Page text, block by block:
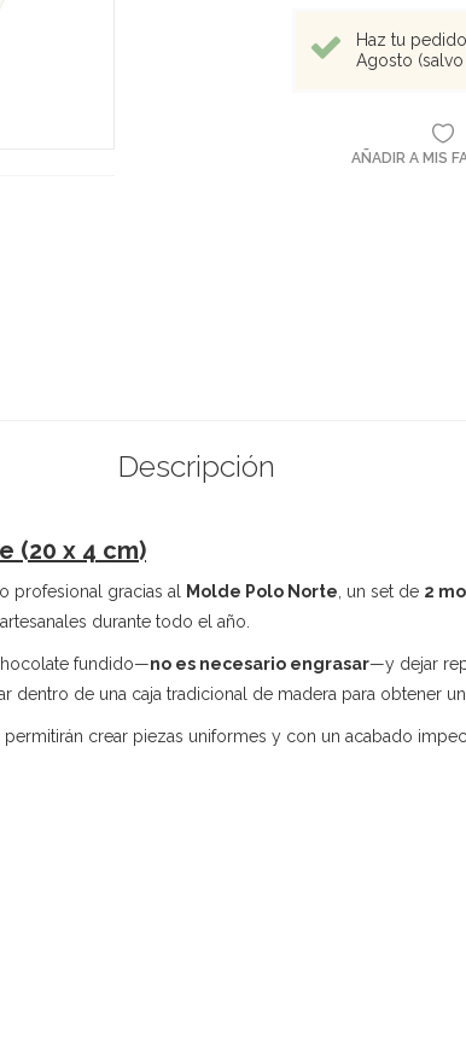
Haz tu
Agosto
AÑADIR A MIS
Descripción
(20 x 4 cm)
profesional gracias al Molde Polo Norte , un set de 2
durante todo el año.
fundido—no es necesario engrasar—y dejar
de una caja tradicional de madera para obtener
permitirán crear piezas uniformes y con un acabado